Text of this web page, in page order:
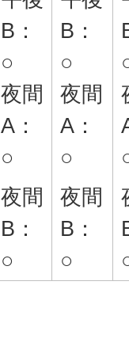
B：
○
夜間
A：
○
夜間
B：
○
B：
○
夜間
A：
○
夜間
B：
○